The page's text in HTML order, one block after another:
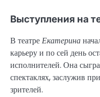
Выступления на
В театреЕкатерина
карьеру и по сей день
исполнителей. Она
спектаклях, заслужив
зрителей.